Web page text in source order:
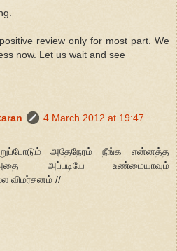
review only for most part. We
now. Let us wait and see
4 March 2012 at 19:47
அதேநேரம் நீங்க என்னத்த
அப்படியே உண்மையாவும்
விமர்சனம் //